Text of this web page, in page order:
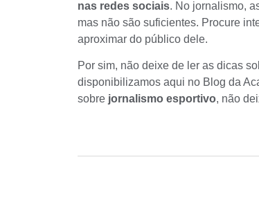
nas redes sociais. No jornalismo,
mas não são suficientes. Procure
aproximar do público dele.
Por sim, não deixe de ler as dicas
disponibilizamos aqui no Blog da
sobre jornalismo esportivo, não